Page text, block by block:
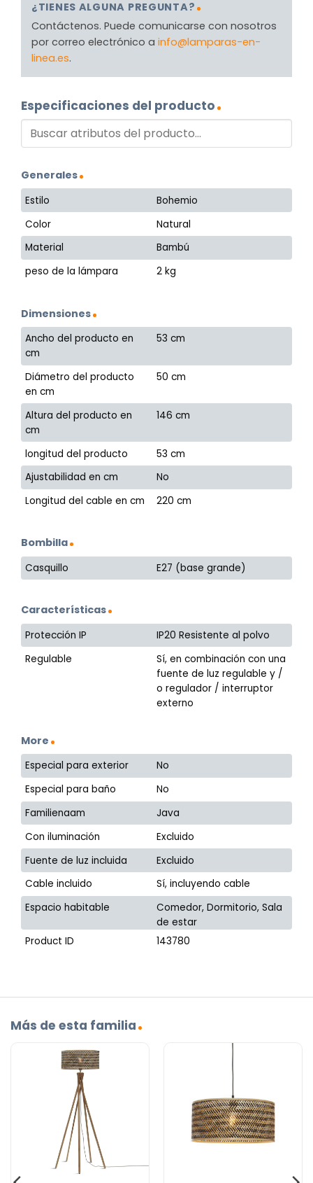
¿TIENES ALGUNA PREGUNTA?
Contáctenos. Puede comunicarse con nosotros
por correo electrónico a info@lamparas-en-
linea.es.
Especificaciones del producto
Generales
Estilo
Bohemio
Color
Natural
Material
Bambú
peso de la lámpara
2 kg
Dimensiones
Ancho del producto en
cm
53 cm
Diámetro del producto
en cm
50 cm
Altura del producto en
cm
146 cm
longitud del producto
53 cm
Ajustabilidad en cm
No
Longitud del cable en cm
220 cm
Bombilla
Casquillo E27 (base grande)
Características
Protección IP
IP20 Resistente al polvo
Regulable
Sí, en combinación con una
fuente de luz regulable y /
o regulador / interruptor
externo
More
Especial para exterior
No
Especial para baño
No
Familienaam
Java
Con iluminación
Excluido
Fuente de luz incluida
Excluido
Cable incluido
Sí, incluyendo cable
Espacio habitable
Comedor, Dormitorio, Sala
de estar
Product ID
143780
Más de esta familia